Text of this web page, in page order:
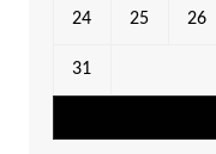
24 25 26
31